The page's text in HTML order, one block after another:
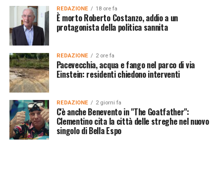
REDAZIONE 18 ore fa
È morto Roberto Costanzo, addio a un
protagonista della politica sannita
REDAZIONE 2 ore fa
Pacevecchia, acqua e fango nel parco di via
Einstein: residenti chiedono interventi
REDAZIONE 2 giorni fa
C'è anche Benevento in "The Goatfather":
Clementino cita la città delle streghe nel nuovo
singolo di Bella Espo